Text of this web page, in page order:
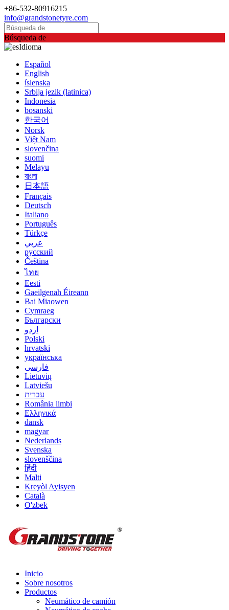
+86-532-80916215
info@grandstonetyre.com
Búsqueda de
Idioma
Español
English
íslenska
Srbija jezik (latinica)
Indonesia
bosanski
한국어
Norsk
Việt Nam
slovenčina
suomi
Melayu
বাংলা
日本語
Français
Deutsch
Italiano
Português
Türkçe
عربي
русский
Čeština
ไทย
Eesti
Gaeilgenah Éireann
Bai Miaowen
Cymraeg
Български
اردو
Polski
hrvatski
українська
فارسی
Lietuvių
Latviešu
עברית
România limbi
Ελληνικά
dansk
magyar
Nederlands
Svenska
slovenščina
हिंदी
Malti
Kreyòl Ayisyen
Català
O'zbek
Inicio
Sobre nosotros
Productos
Neumático de camión